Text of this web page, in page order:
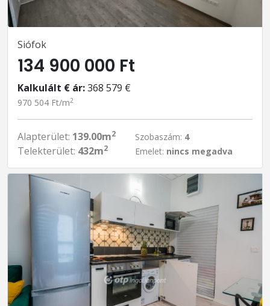
Siófok
134 900 000 Ft
Kalkulált € ár:368 579 €
970 504 Ft/m2
Alapterület: 139.00m2
Telekterület: 432m2
Szobaszám: 4
Emelet: nincs megadva